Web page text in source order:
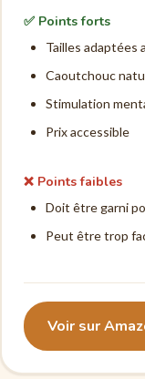
✅ Points forts
Tailles adaptées
Caoutchouc
Stimulation
Prix accessible
❌ Points faibles
Doit être garni
Peut être trop
Voir sur